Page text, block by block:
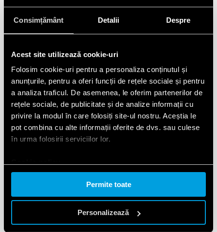
Consimțământ Detalii Despre
Acest site utilizează cookie-uri
Folosim cookie-uri pentru a personaliza conținutul și
anunțurile, pentru a oferi funcții de rețele sociale și pentru
a analiza traficul. De asemenea, le oferim partenerilor de
rețele sociale, de publicitate și de analize informații cu
privire la modul în care folosiți site-ul nostru. Aceștia le
pot combina cu alte informații oferite de dvs. sau culese
în urma folosirii serviciilor lor.
Permite toate
Personalizează